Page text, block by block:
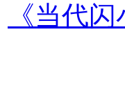
《当代